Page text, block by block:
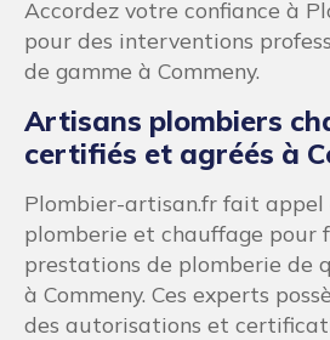
Accordez votre confiance à
pour des interventions
de gamme à Commeny.
Artisans plombiers
certifiés et agréés à
Plombier-artisan.fr fait appel
plomberie et chauffage pour
prestations de plomberie de
à Commeny. Ces experts
des autorisations et